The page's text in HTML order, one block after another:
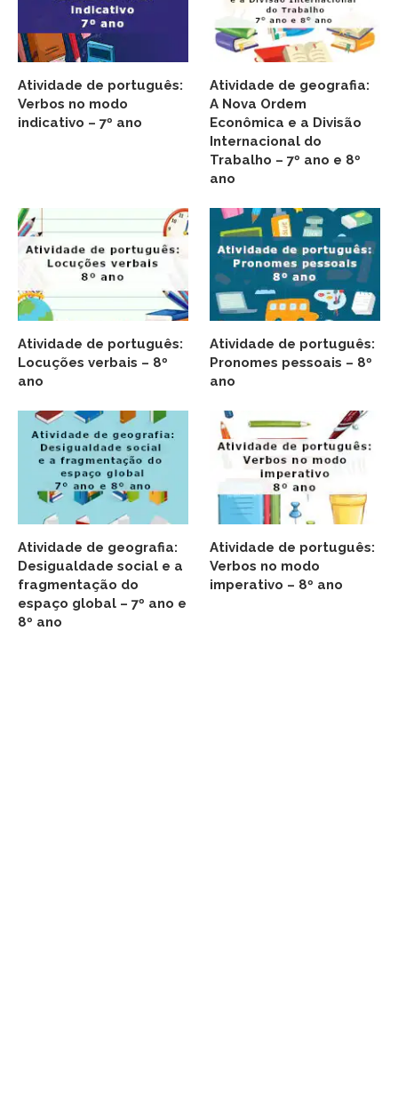
Atividade de português:
Verbos no modo
indicativo – 7º ano
Atividade de geografia:
A Nova Ordem
Econômica e a Divisão
Internacional do
Trabalho – 7º ano e 8º
ano
Atividade de português:
Locuções verbais – 8º
ano
Atividade de português:
Pronomes pessoais – 8º
ano
Atividade de geografia:
Desigualdade social e a
fragmentação do
espaço global – 7º ano e
8º ano
Atividade de português:
Verbos no modo
imperativo – 8º ano